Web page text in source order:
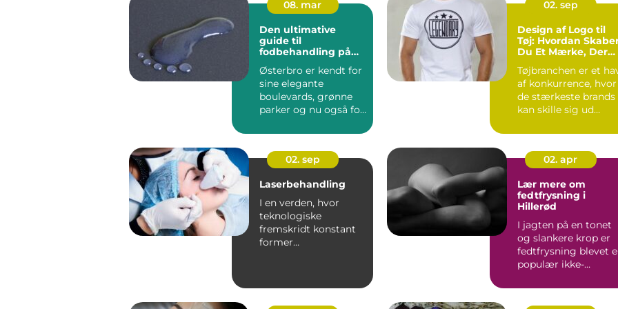
08. mar
Den ultimative
guide til
fodbehandling på
Østerbro er kendt for
sine elegante
boulevards, grønne
parker og nu også for
02. sep
Design af Logo til
Tøj: Hvordan
Du Et Mærke, Der
Tøjbranchen er et
af konkurrence, hvor
de stærkeste brands
kan skille sig ud
02. sep
Laserbehandling
I en verden, hvor
teknologiske
fremskridt konstant
former
02. apr
Lær mere om
fedtfrysning i
Hillerød
I jagten på en tonet
og slankere krop er
fedtfrysning blevet
populær ikke-
fo...